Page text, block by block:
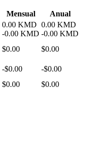
Mensual
Anual
0.00 KMD
-0.00 KMD
0.00 KMD
-0.00 KMD
$0.00
$0.00
-$0.00 -$0.00
$0.00 $0.00